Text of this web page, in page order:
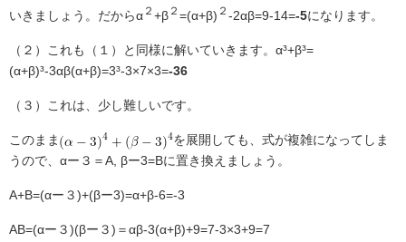
いきましょう。だからα ２ +β ２ =(α+β) ２ -2αβ=9-14=-5になります。
（２）これも（１）と同様に解いていきます。α³+β³=
(α+β)³-3αβ(α+β)=3³-3×7×3=-36
（３）これは、少し難しいです。
このまま
を展開しても、式が複雑になってしま
うので、αー３＝A, βー3=Bに置き換えましょう。
A+B=(αー３)+(βー3)=α+β-6=-3
AB=(αー３)(βー３)＝αβ-3(α+β)+9=7-3×3+9=7